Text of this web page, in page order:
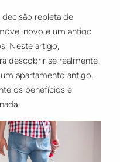
repleta de
novo e um antigo
Neste artigo,
descobrir se realmente
apartamento antigo,
os benefícios e